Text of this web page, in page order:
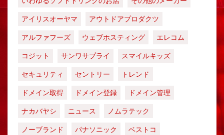
アイリスオーヤマ
アウトドアプロダクツ
アルファフーズ
ウェブホスティング
エレコム
コジット
サンワサプライ
スマイルキッズ
セキュリティ
セントリー
トレンド
ドメイン取得
ドメイン登録
ドメイン管理
ナカバヤシ
ニュース
ノムラテック
ノーブランド
パナソニック
ベストコ